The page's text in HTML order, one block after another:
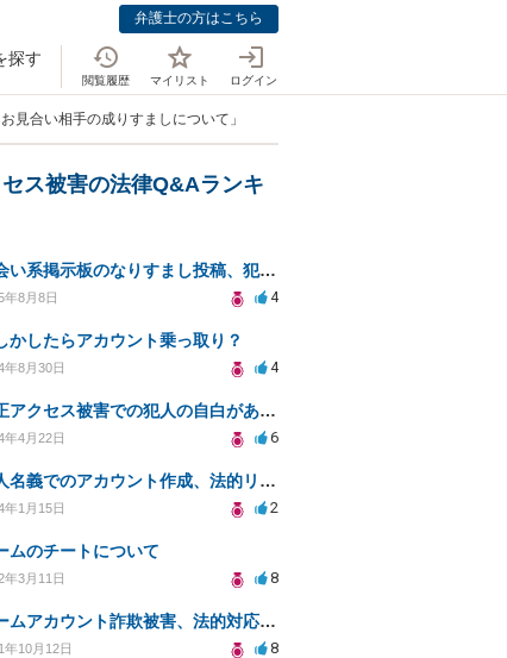
弁護士の方はこちら
探す
閲覧履歴 マイリスト ログイン
見合い相手の成りすましについて」
ス被害の法律Q&Aランキ
出会い系掲示板のなりすまし投稿、犯人特定の方法は？
年8月8日 4
かしたらアカウント乗っ取り？
年8月30日 4
不正アクセス被害での犯人の自白があるが証拠不十分で立件不能。損害賠償請求可能か。
年4月22日 6
他人名義でのアカウント作成、法的リスクと対処法は？
年1月15日 2
ムのチートについて
年3月11日 8
ゲームアカウント詐欺被害、法的対応とリスクについての相談
年10月12日 8